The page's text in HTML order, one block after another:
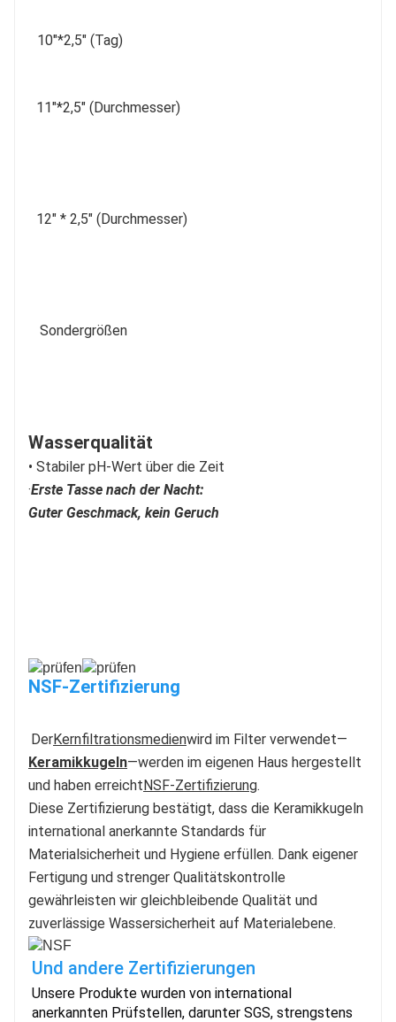
10"*2,5" (Tag)
11"*2,5" (Durchmesser)
12" * 2,5" (Durchmesser)
Sondergrößen
Wasserqualität
• Stabiler pH-Wert über die Zeit
·Erste Tasse nach der Nacht:
Guter Geschmack, kein Geruch
NSF-Zertifizierung
DerKernfiltrationsmedienwird im Filter verwendet—
Keramikkugeln—werden im eigenen Haus hergestellt
und haben erreichtNSF-Zertifizierung.
Diese Zertifizierung bestätigt, dass die Keramikkugeln
international anerkannte Standards für
Materialsicherheit und Hygiene erfüllen. Dank eigener
Fertigung und strenger Qualitätskontrolle
gewährleisten wir gleichbleibende Qualität und
zuverlässige Wassersicherheit auf Materialebene.
Und andere Zertifizierungen
Unsere Produkte wurden von international
anerkannten Prüfstellen, darunter SGS, strengstens